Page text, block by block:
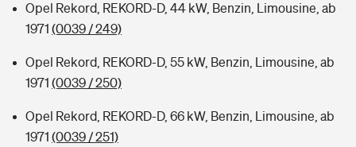
Opel Rekord, REKORD-D, 44 kW, Benzin, Limousine, ab
1971 (0039 / 249)
Opel Rekord, REKORD-D, 55 kW, Benzin, Limousine, ab
1971 (0039 / 250)
Opel Rekord, REKORD-D, 66 kW, Benzin, Limousine, ab
1971 (0039 / 251)